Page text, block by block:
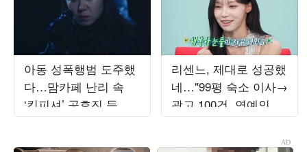
아동 성폭행범 도주했
다…맘카페 난리 속
‘킹피셔’ 공효진 등판
(‘유부녀 킬러’)
리센느, 제대로 성공했
네…"99평 숙소 이사→
광고 100건, 연예인병
경계" ('전참시')